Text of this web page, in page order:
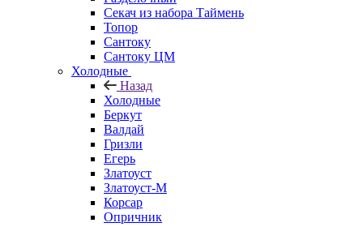
Секач из набора Таймень
Топор
Сантоку
Сантоку ЦМ
Холодные
Назад
Холодные
Беркут
Валдай
Гризли
Егерь
Златоуст
Златоуст-М
Корсар
Опричник